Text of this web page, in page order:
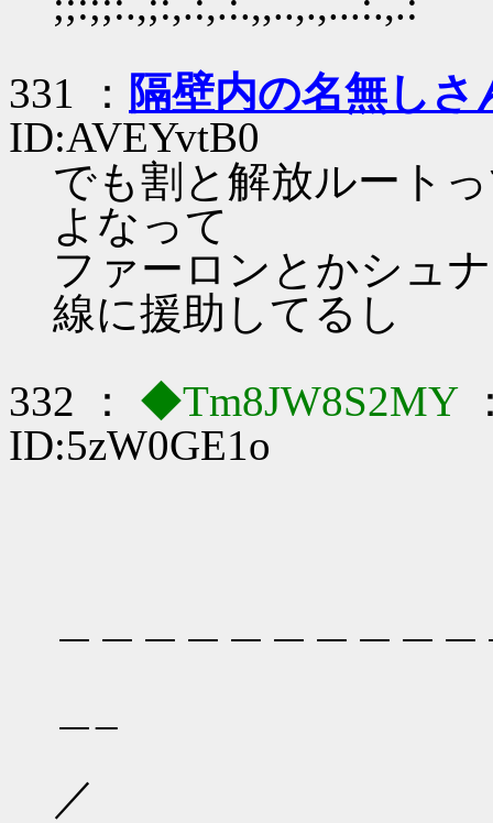
331 ： 隔壁内の名無しさ
ID:AVEYvtB0
でも割と解放ルート
よなって
ファーロンとかシュ
線に援助してるし
332 ：
◆Tm8JW8S2MY
ID:5zW0GE1o
／